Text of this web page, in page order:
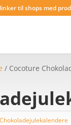
til shops med
/ Cocoture
Chokoladejulekalendere